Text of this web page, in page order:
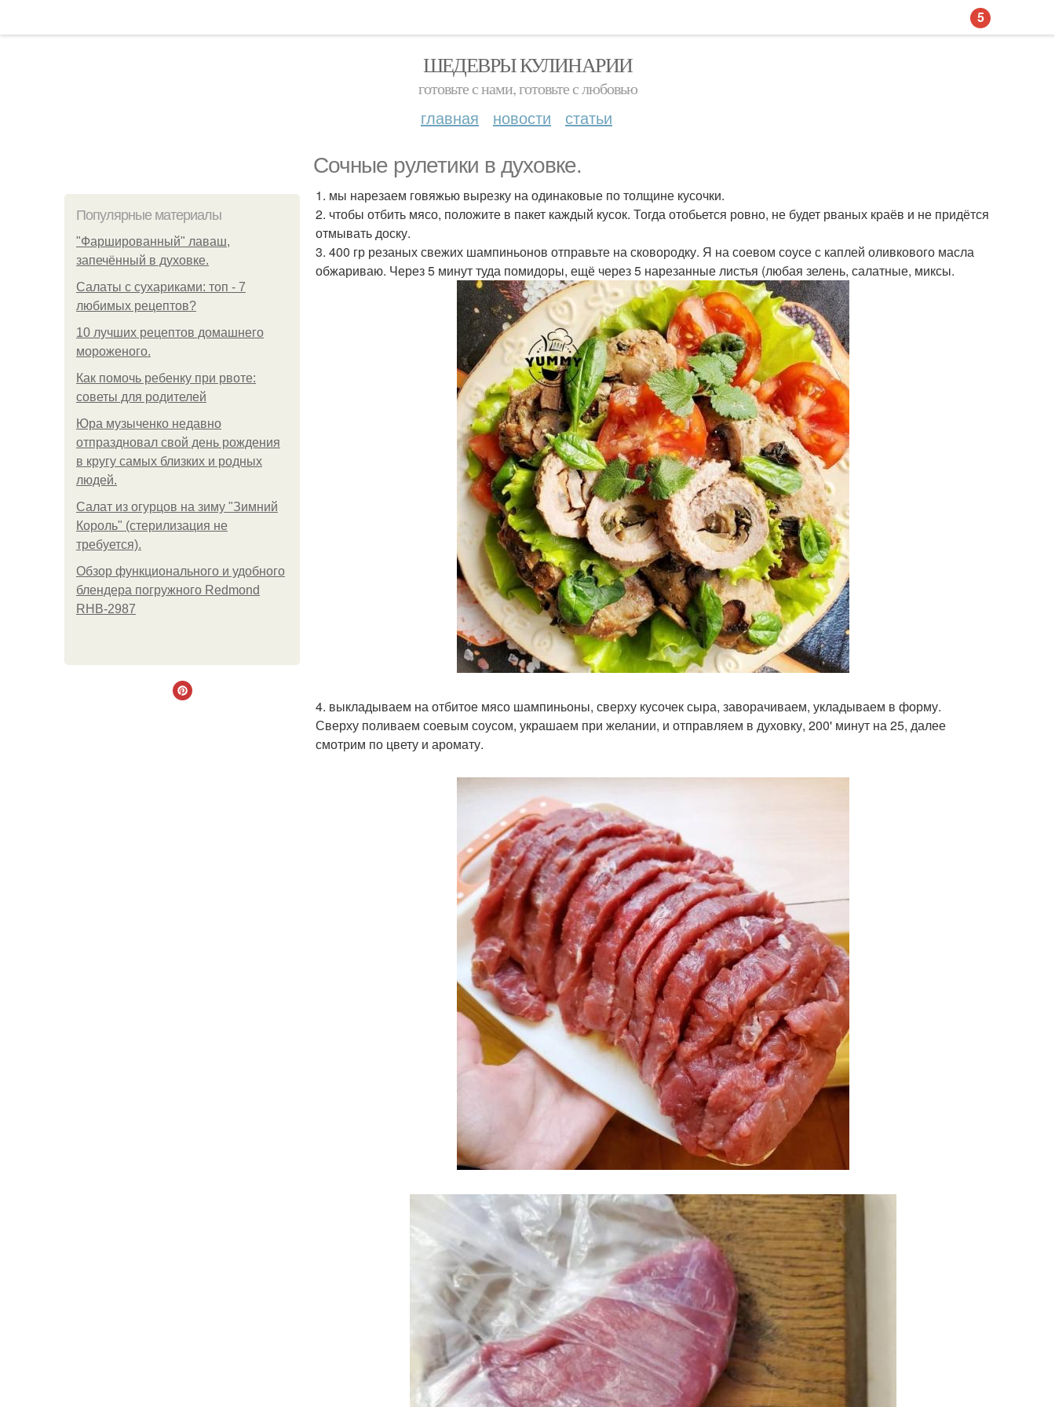
ШЕДЕВРЫ КУЛИНАРИИ
готовьте с нами, готовьте с любовью
главная новости статьи
Сочные рулетики в духовке.
Популярные материалы
"Фаршированный" лаваш,
запечённый в духовке.
Салаты с сухариками: топ - 7
любимых рецептов?
10 лучших рецептов домашнего
мороженого.
Как помочь ребенку при рвоте:
советы для родителей
Юра музыченко недавно
отпраздновал свой день рождения
в кругу самых близких и родных
людей.
Салат из огурцов на зиму "Зимний
Король" (стерилизация не
требуется).
Обзор функционального и удобного
блендера погружного Redmond
RHB-2987
1. мы нарезаем говяжью вырезку на одинаковые по толщине кусочки.
2. чтобы отбить мясо, положите в пакет каждый кусок. Тогда отобьется ровно, не будет рваных краёв и не придётся
отмывать доску.
3. 400 гр резаных свежих шампиньонов отправьте на сковородку. Я на соевом соусе с каплей оливкового масла
обжариваю. Через 5 минут туда помидоры, ещё через 5 нарезанные листья (любая зелень, салатные, миксы.
4. выкладываем на отбитое мясо шампиньоны, сверху кусочек сыра, заворачиваем, укладываем в форму.
Сверху поливаем соевым соусом, украшаем при желании, и отправляем в духовку, 200' минут на 25, далее
смотрим по цвету и аромату.
5